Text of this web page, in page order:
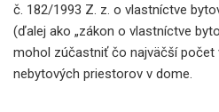
č. 182/1993 Z. z. o vlastníctve
(ďalej ako „zákon o vlastníctve
mohol zúčastniť čo najväčší počet
nebytových priestorov v dome.